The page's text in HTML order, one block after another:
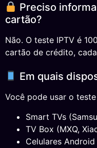
Preciso
cartão?
Não. O teste IPTV é
cartão de crédito,
Em quais
Você pode usar o teste
Smart TVs
TV Box (MXQ,
Celulares Android